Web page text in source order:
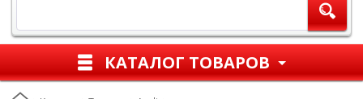
КАТАЛОГ ТОВАРОВ